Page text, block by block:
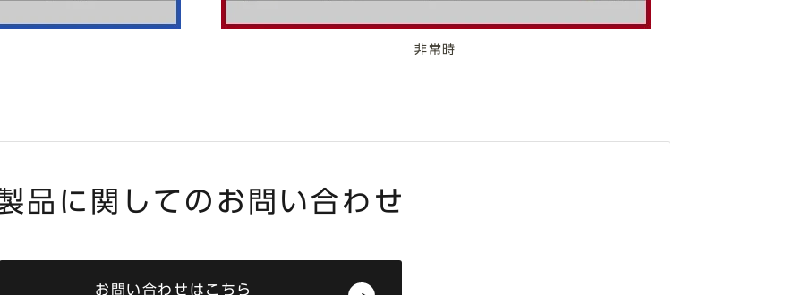
非常時
品に関してのお問い合わせ
お問い合わせはこちら